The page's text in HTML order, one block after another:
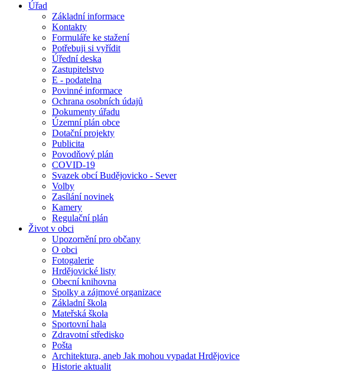
Úřad
Základní informace
Kontakty
Formuláře ke stažení
Potřebuji si vyřídit
Úřední deska
Zastupitelstvo
E - podatelna
Povinné informace
Ochrana osobních údajů
Dokumenty úřadu
Územní plán obce
Dotační projekty
Publicita
Povodňový plán
COVID-19
Svazek obcí Budějovicko - Sever
Volby
Zasílání novinek
Kamery
Regulační plán
Život v obci
Upozornění pro občany
O obci
Fotogalerie
Hrdějovické listy
Obecní knihovna
Spolky a zájmové organizace
Základní škola
Mateřská škola
Sportovní hala
Zdravotní středisko
Pošta
Architektura, aneb Jak mohou vypadat Hrdějovice
Historie aktualit